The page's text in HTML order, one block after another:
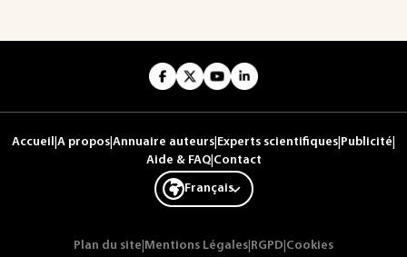
Accueil A propos Annuaire auteurs Experts scientifiques Publicité
Aide & FAQ| Contact
Français
Plan du site Mentions Légales RGPD Cookies